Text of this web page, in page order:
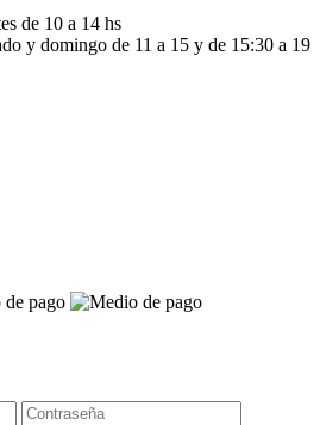
de 10 a 14 hs
y domingo de 11 a 15 y de 15:30 a 19